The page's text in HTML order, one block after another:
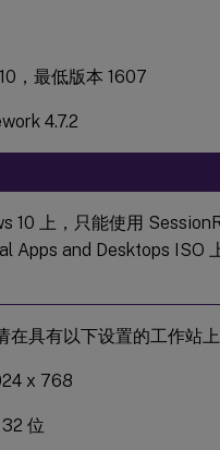
，最低版本 1607
4.7.2
10 上，只能使用
Apps and Desktops ISO
在具有以下设置的工作站
x 768
位